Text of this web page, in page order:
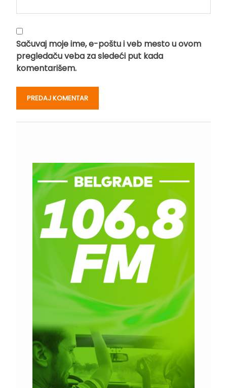
Sačuvaj moje ime, e-poštu i veb mesto u ovom
pregledaču veba za sledeći put kada
komentarišem.